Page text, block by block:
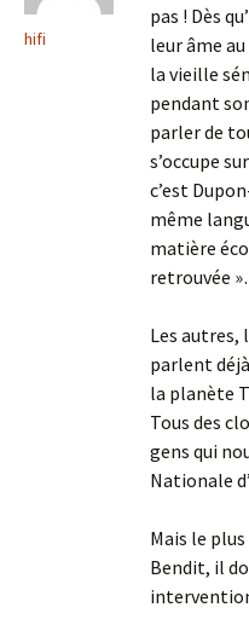
hifi
pas ! Dès
leur âme
la vieille
pendant
parler de
s’occupe
c’est
même
matière
retrouvée
Les
parlent
la planète
Tous des
gens qui
Nationale
Mais le
Bendit, il